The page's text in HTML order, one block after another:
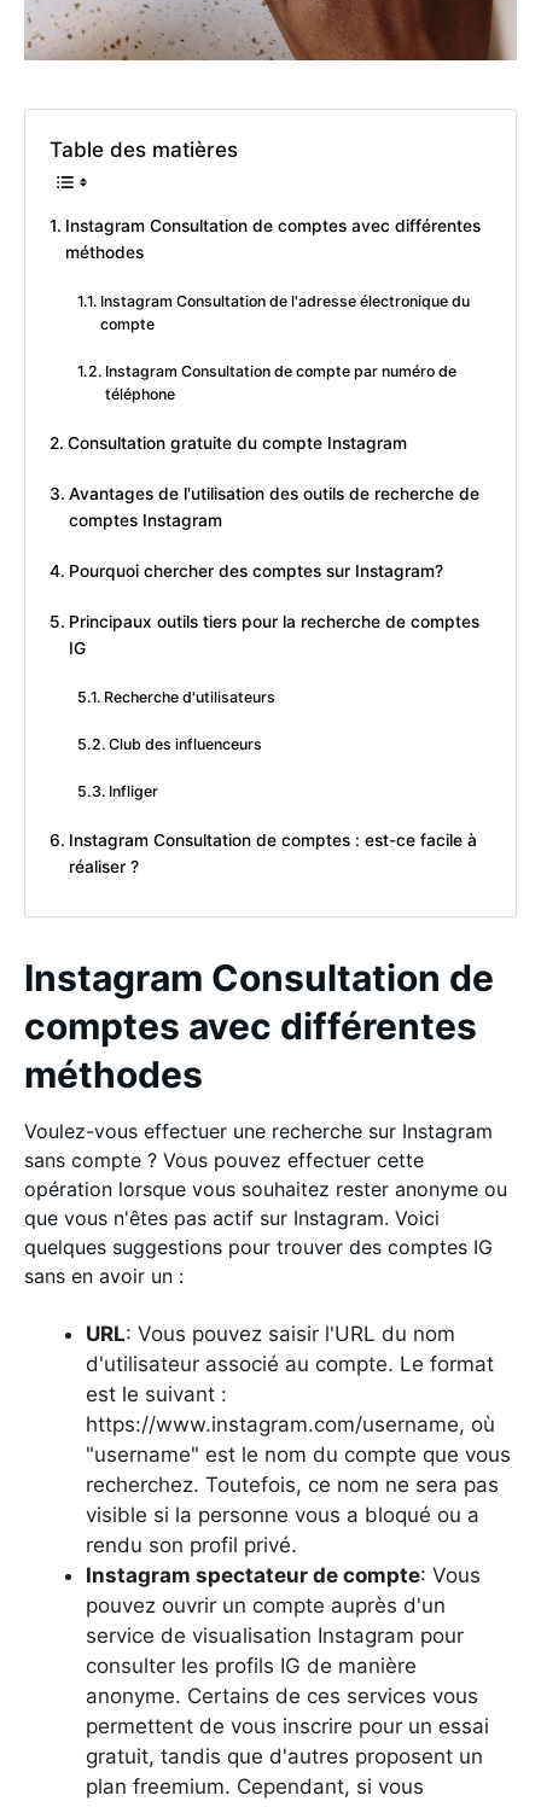
Table des matières
Instagram Consultation de comptes avec différentes
méthodes
Instagram Consultation de l'adresse électronique du
compte
Instagram Consultation de compte par numéro de
téléphone
Consultation gratuite du compte Instagram
Avantages de l'utilisation des outils de recherche de
comptes Instagram
Pourquoi chercher des comptes sur Instagram?
Principaux outils tiers pour la recherche de comptes
IG
Recherche d'utilisateurs
Club des influenceurs
Infliger
Instagram Consultation de comptes : est-ce facile à
réaliser ?
Instagram Consultation de
comptes avec différentes
méthodes
Voulez-vous effectuer une recherche sur Instagram
sans compte ? Vous pouvez effectuer cette
opération lorsque vous souhaitez rester anonyme ou
que vous n'êtes pas actif sur Instagram. Voici
quelques suggestions pour trouver des comptes IG
sans en avoir un :
URL: Vous pouvez saisir l'URL du nom
d'utilisateur associé au compte. Le format
est le suivant :
https://www.instagram.com/username, où
"username" est le nom du compte que vous
recherchez. Toutefois, ce nom ne sera pas
visible si la personne vous a bloqué ou a
rendu son profil privé.
Instagram spectateur de compte: Vous
pouvez ouvrir un compte auprès d'un
service de visualisation Instagram pour
consulter les profils IG de manière
anonyme. Certains de ces services vous
permettent de vous inscrire pour un essai
gratuit, tandis que d'autres proposent un
plan freemium. Cependant, si vous